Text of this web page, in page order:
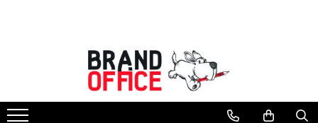
Unitate Protejata - PRODUCTIE
Hartie copiator si produse
tipografice